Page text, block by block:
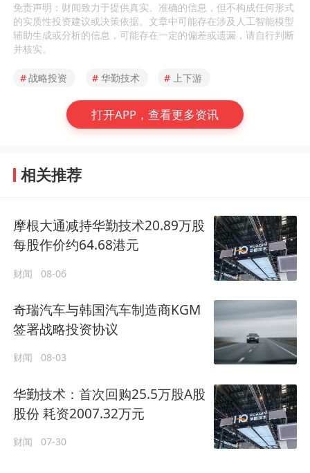
免责声明：财闻致力于提供真实、准确的信息，但不构成任何形式
的实质性投资建议或决策依据。文章中可能存在涉及人工智能模型
辅助生成或分析的信息，可能存在一定的偏差或遗漏，请自行判断
并核实。
#战略投资 # 华勤技术 # 上下游
打开APP，查看更多资讯
相关推荐
摩根大通减持华勤技术20.89万股
每股作价约64.68港元
财闻 08-06
奇瑞汽车与韩国汽车制造商KGM
签署战略投资协议
财闻 08-03
华勤技术：首次回购25.5万股A股
股份 耗资2007.32万元
财闻 07-30